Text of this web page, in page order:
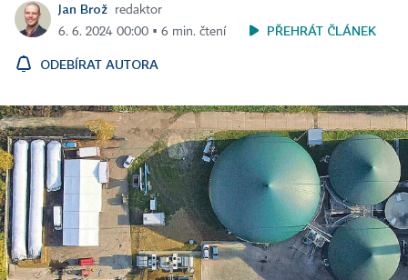
Jan Brož
redaktor
6. 6. 2024 00:00 ▪ 6 min. čtení
PŘEHRÁT ČLÁNEK
ODEBÍRAT AUTORA